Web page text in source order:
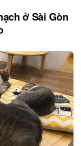
ở Sài Gòn